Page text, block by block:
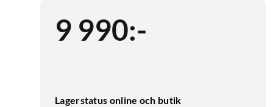
9 990:-
Lagerstatus online och butik